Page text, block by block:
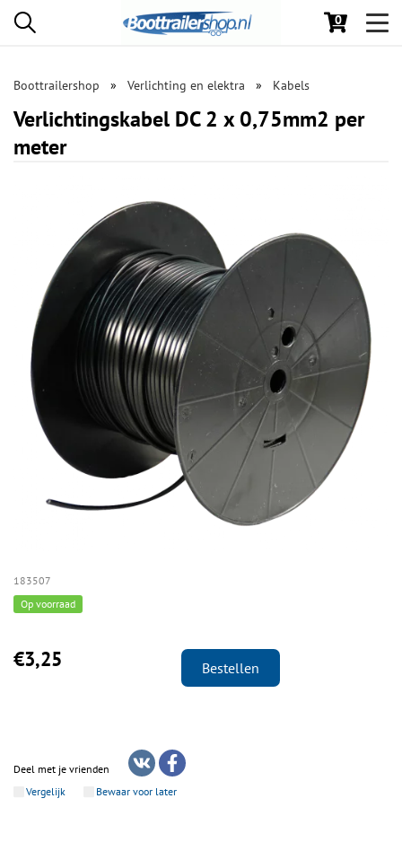
0
Boottrailershop Verlichting en elektra Kabels
Verlichtingskabel DC 2 x 0,75mm2 per
meter
183507
Op voorraad
€3,25 Bestellen
Deel met je vrienden
Vergelijk
Bewaar voor later